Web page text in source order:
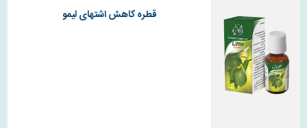
قطره کاهش اشتهای لیمو